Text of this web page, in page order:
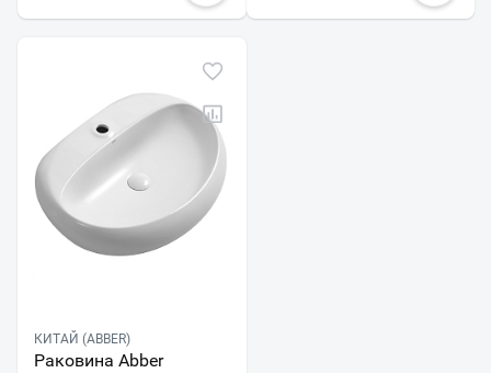
КИТАЙ (ABBER)
Раковина Abber